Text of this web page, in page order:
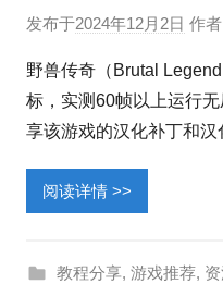
发布于2024年12月2日 作
野兽传奇（Brutal
标，实测60帧以上运行
享该游戏的汉化补丁和
阅读详情 >>
教程分享, 游戏推荐,